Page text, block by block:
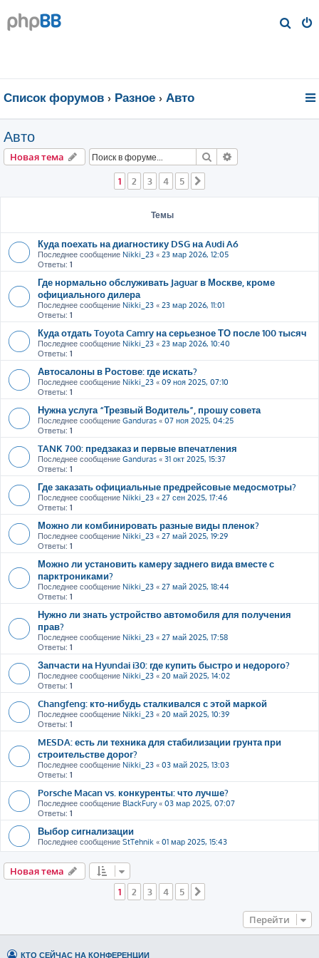
Список форумов Разное Авто
Авто
Новая тема Поиск
1 2 3 4 5
Темы
Куда поехать на диагностику DSG на Audi A6
Последнее сообщение Nikki_23 « 23 мар 2026, 12:05
Ответы: 1
Где нормально обслуживать Jaguar в Москве, кроме
официального дилера
Последнее сообщение Nikki_23 « 23 мар 2026, 11:01
Ответы: 1
Куда отдать Toyota Camry на серьезное ТО после 100 тысяч
Последнее сообщение Nikki_23 « 23 мар 2026, 10:40
Ответы: 1
Автосалоны в Ростове: где искать?
Последнее сообщение Nikki_23 « 09 ноя 2025, 07:10
Ответы: 1
Нужна услуга “Трезвый Водитель”, прошу совета
Последнее сообщение Ganduras « 07 ноя 2025, 04:25
Ответы: 1
TANK 700: предзаказ и первые впечатления
Последнее сообщение Ganduras « 31 окт 2025, 15:37
Ответы: 1
Где заказать официальные предрейсовые медосмотры?
Последнее сообщение Nikki_23 « 27 сен 2025, 17:46
Ответы: 1
Можно ли комбинировать разные виды пленок?
Последнее сообщение Nikki_23 « 27 май 2025, 19:29
Ответы: 1
Можно ли установить камеру заднего вида вместе с
парктрониками?
Последнее сообщение Nikki_23 « 27 май 2025, 18:44
Ответы: 1
Нужно ли знать устройство автомобиля для получения
прав?
Последнее сообщение Nikki_23 « 27 май 2025, 17:58
Ответы: 1
Запчасти на Hyundai i30: где купить быстро и недорого?
Последнее сообщение Nikki_23 « 20 май 2025, 14:02
Ответы: 1
Changfeng: кто-нибудь сталкивался с этой маркой
Последнее сообщение Nikki_23 « 20 май 2025, 10:39
Ответы: 1
MESDA: есть ли техника для стабилизации грунта при
строительстве дорог?
Последнее сообщение Nikki_23 « 03 май 2025, 13:03
Ответы: 1
Porsche Macan vs. конкуренты: что лучше?
Последнее сообщение BlackFury« 03 мар 2025, 07:07
Ответы: 1
Выбор сигнализации
Последнее сообщение StTehnik « 01 мар 2025, 15:43
Новая тема
1
2 3 4 5
Перейти
КТО СЕЙЧАС НА КОНФЕРЕНЦИИ